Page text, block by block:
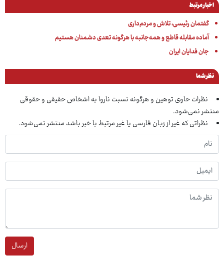
اخبار مرتبط
گفتمان رئیسی، تلاش و مردم‌داری
آماده مقابله قاطع و همه‌جانبه با هرگونه تعدی دشمنان هستیم
جان فدایان ایران
نظر شما
نظرات حاوی توهین و هرگونه نسبت ناروا به اشخاص حقیقی و حقوقی
منتشر نمی‌شود.
نظراتی که غیر از زبان فارسی یا غیر مرتبط با خبر باشد منتشر نمی‌شود.
ارسال